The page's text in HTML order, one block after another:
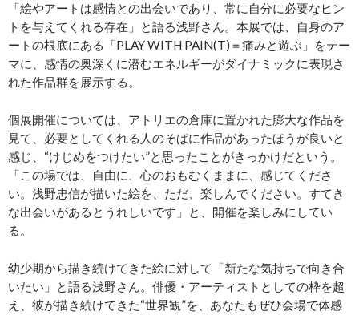
「絵やアートは感情との出会いであり、常に自分に必要なヒン
トを与えてくれる存在」と語る浅野さん。本展では、自身のア
ートの根底にある「PLAY WITH PAIN(T)＝痛みと遊ぶ」をテー
マに、感情の奥深くに潜むエネルギーがダイナミックに表現さ
れた作品群を展示する。
個展開催については、アトリエの倉庫に置かれた膨大な作品を
見て、必要としてくれる人のそばに作品があったほうが良いと
感じ、“けじめをつけたい”と思ったことがきっかけだという。
「この場では、自由に、心のおもむくままに、感じてくださ
い。浅野忠信が描いた絵を、ただ、楽しんでください。すてき
な出会いがあるとうれしいです」と、開催を楽しみにしてい
る。
幼少期から描き続けてきた絵に対して「新たな気持ちで向き合
いたい」と語る浅野さん。俳優・アーティストとしての枠を超
え、彼が描き続けてきた“世界観”を、あなたもぜひ会場で体感